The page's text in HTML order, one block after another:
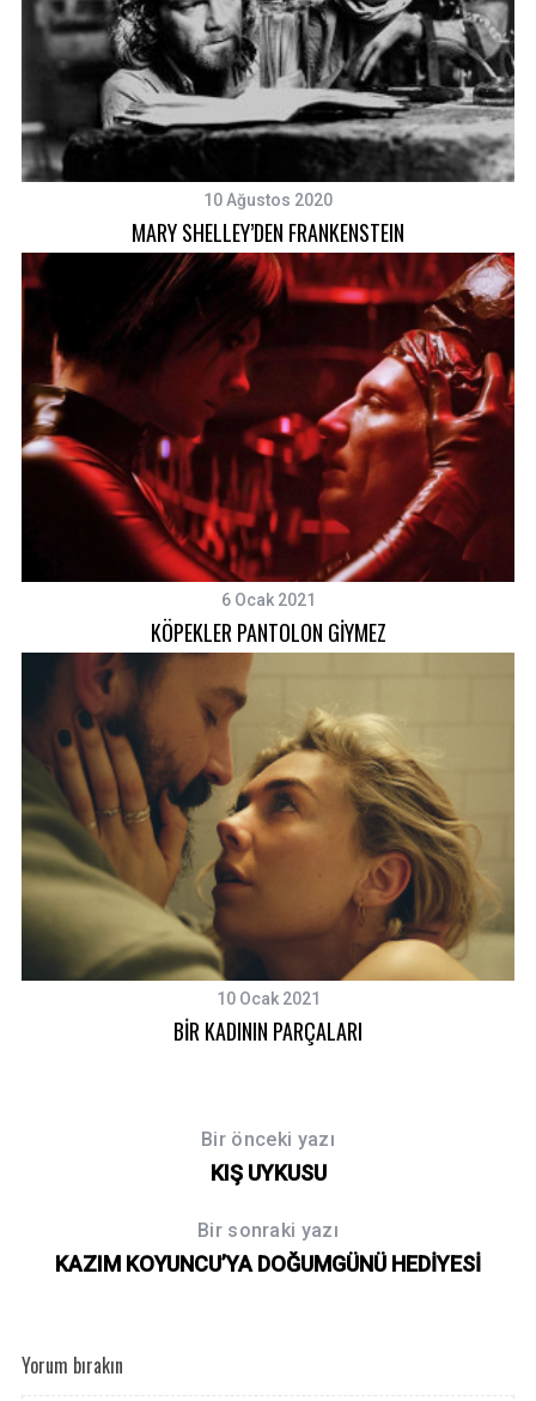
10 Ağustos 2020
MARY SHELLEY’DEN FRANKENSTEIN
6 Ocak 2021
KÖPEKLER PANTOLON GİYMEZ
10 Ocak 2021
BİR KADININ PARÇALARI
Bir önceki yazı
KIŞ UYKUSU
Bir sonraki yazı
KAZIM KOYUNCU’YA DOĞUMGÜNÜ HEDİYESİ
Yorum bırakın